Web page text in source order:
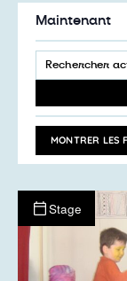
Maintenant
LA
DATE
et
de
vues
Activités
SAISIR
MOT-
ACTIVITÉS
MOT-
CLÉ.
MONTRER LES
Stage